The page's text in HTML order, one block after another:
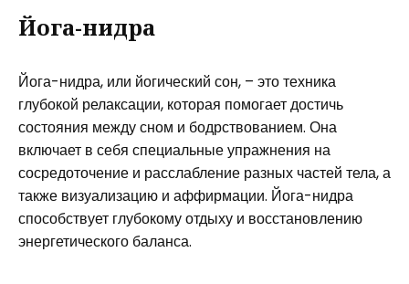
Йога-нидра
Йога-нидра, или йогический сон, – это техника
глубокой релаксации, которая помогает достичь
состояния между сном и бодрствованием. Она
включает в себя специальные упражнения на
сосредоточение и расслабление разных частей тела, а
также визуализацию и аффирмации. Йога-нидра
способствует глубокому отдыху и восстановлению
энергетического баланса.